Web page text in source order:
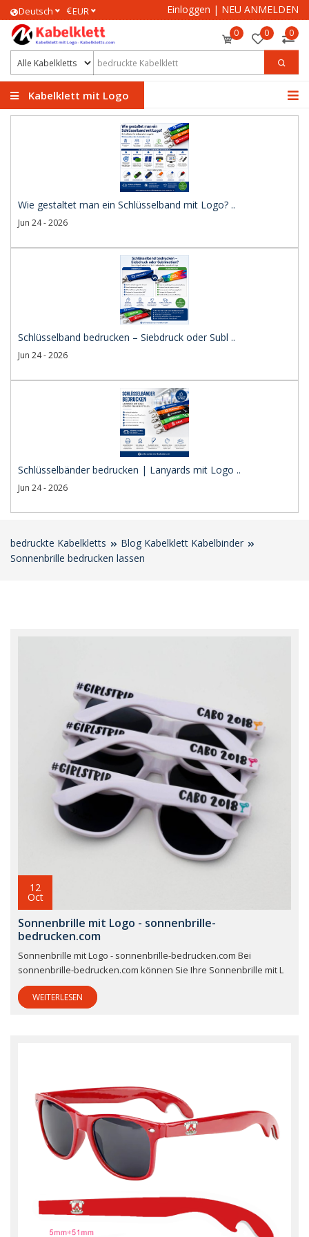
Deutsch €EUR Einloggen | NEU ANMELDEN
0 0 0
Kabelklett mit Logo
Wie gestaltet man ein Schlüsselband mit Logo? ..
Jun 24 - 2026
Schlüsselband bedrucken – Siebdruck oder Subl ..
Jun 24 - 2026
Schlüsselbänder bedrucken | Lanyards mit Logo ..
Jun 24 - 2026
bedruckte Kabelkletts
Blog Kabelklett Kabelbinder
Sonnenbrille bedrucken lassen
12
Oct
Sonnenbrille mit Logo - sonnenbrille-
bedrucken.com
Sonnenbrille mit Logo - sonnenbrille-bedrucken.com Bei
sonnenbrille-bedrucken.com können Sie Ihre Sonnenbrille mit L
WEITERLESEN